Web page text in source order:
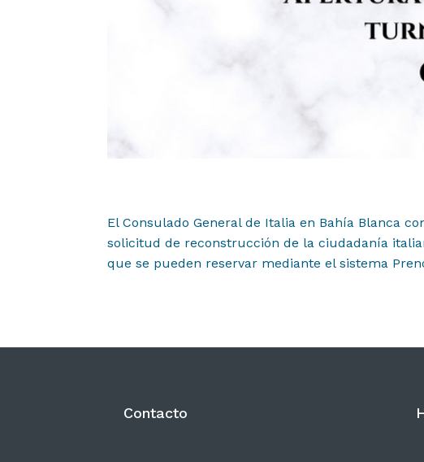
El Consulado General de Italia en Bahía Blanca
solicitud de reconstrucción de la ciudadanía
que se pueden reservar mediante el sistema
Contacto
Muestras y
Contacto